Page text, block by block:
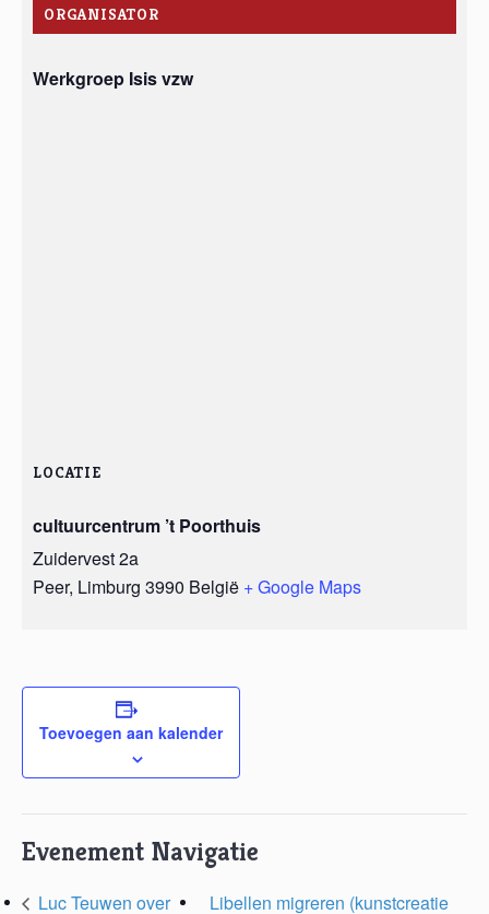
ORGANISATOR
Werkgroep Isis vzw
LOCATIE
cultuurcentrum ’t Poorthuis
Zuidervest 2a
Peer, Limburg 3990 België + Google Maps
Toevoegen aan kalender
Evenement Navigatie
Luc Teuwen over Libellen migreren (kunstcreatie